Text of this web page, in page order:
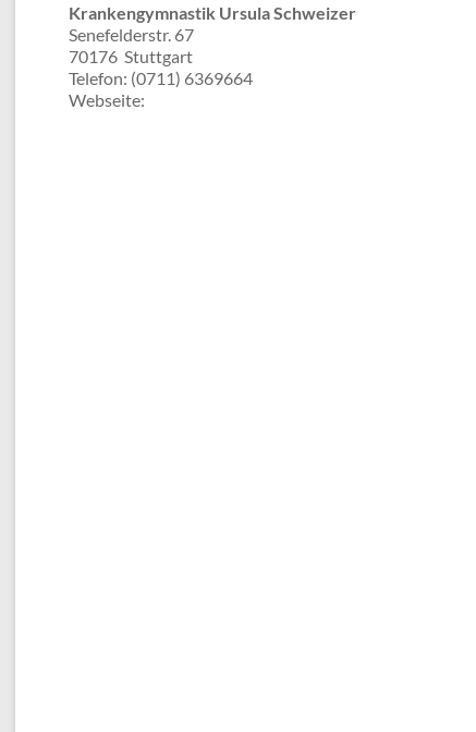
Krankengymnastik Ursula Schweizer
Senefelderstr. 67
70176 Stuttgart
Telefon: (0711) 6369664
Webseite: